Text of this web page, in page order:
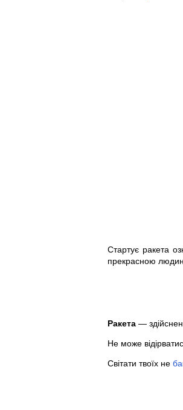
Стартує ракета
прекрасною
Ракета—
Не може
Світати твоїх не